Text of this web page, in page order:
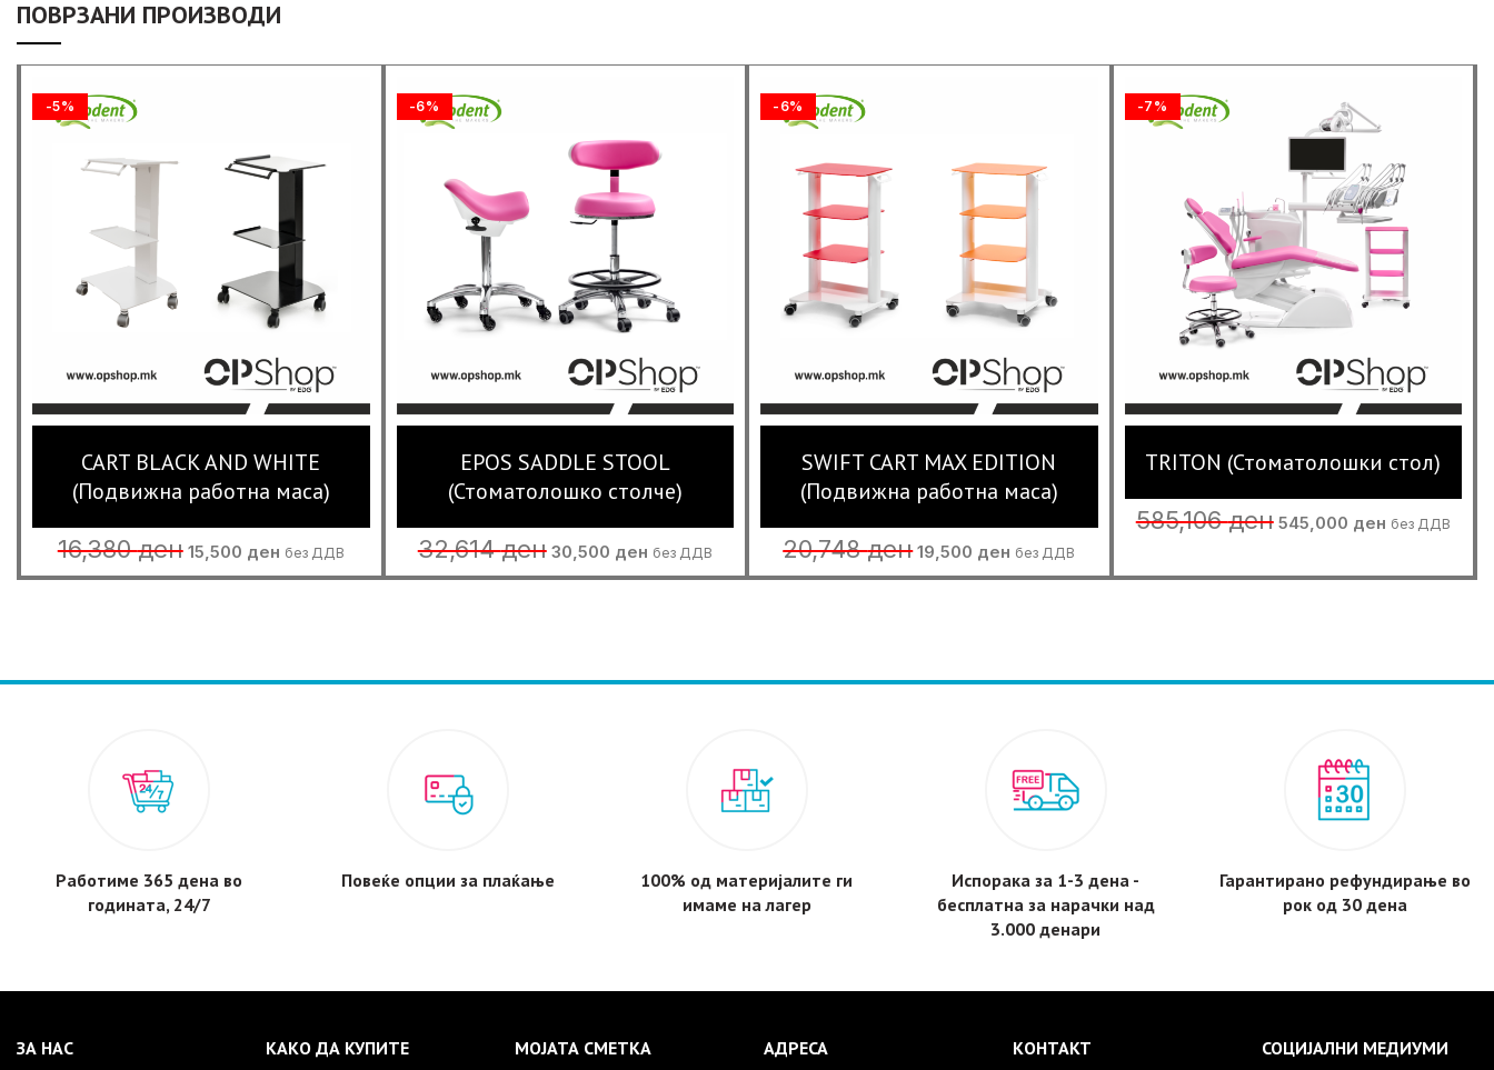
ПОВРЗАНИ ПРОИЗВОДИ
-5%
CART BLACK AND WHITE
(Подвижна работна маса)
16,380ден Original
price
was:
15,500 ден
price
is:
без ДДВ
-6%
EPOS SADDLE STOOL
(Стоматолошко столче)
32,614ден Original
price
was:
30,500 ден
price
is:
без ДДВ
-6%
SWIFT CART MAX EDITION
(Подвижна работна маса)
20,748денOriginal
price
was:
19,500 ден
price
is:
без ДДВ
-7%
TRITON (Стоматолошки стол)
585,106ден Original
price
585,106 ден.
545,000 ден
price
545,000 ден.
без ДДВ
Работиме 365 дена во
годината, 24/7
Повеќе опции за плаќање
100% од материјалите ги
имаме на лагер
Испорака за 1-3 дена -
бесплатнa за нарачки над
3.000 денари
Гарантирано рефундирање во
рок од 30 дена
ЗА НАС КАКО ДА КУПИТЕ МОЈАТА СМЕТКА АДРЕСА КОНТАКТ СОЦИЈАЛНИ МЕДИУМИ